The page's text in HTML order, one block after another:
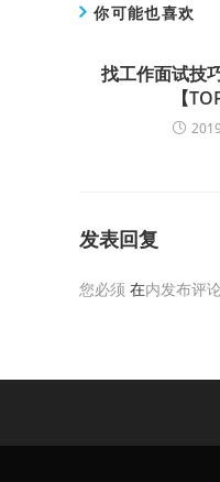
你可能也喜欢
找工作面试技
【
发表回复
您必须 在内发布评论